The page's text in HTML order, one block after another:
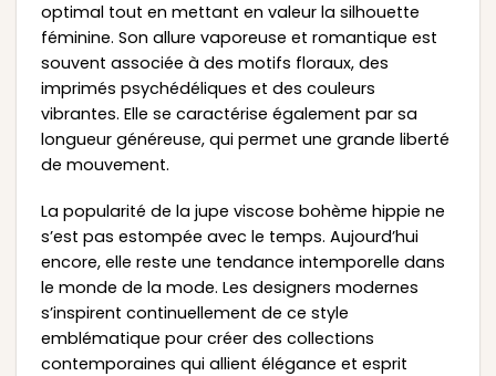
optimal tout en mettant en valeur la silhouette
féminine. Son allure vaporeuse et romantique est
souvent associée à des motifs floraux, des
imprimés psychédéliques et des couleurs
vibrantes. Elle se caractérise également par sa
longueur généreuse, qui permet une grande liberté
de mouvement.
La popularité de la jupe viscose bohème hippie ne
s’est pas estompée avec le temps. Aujourd’hui
encore, elle reste une tendance intemporelle dans
le monde de la mode. Les designers modernes
s’inspirent continuellement de ce style
emblématique pour créer des collections
contemporaines qui allient élégance et esprit